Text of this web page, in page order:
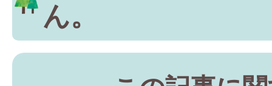
ん。